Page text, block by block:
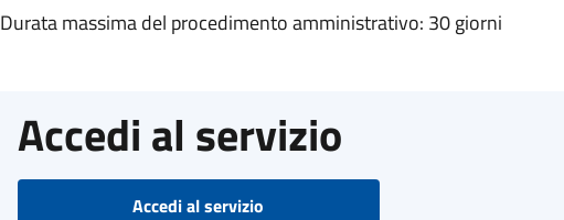
Durata massima del procedimento amministrativo: 30 giorni
Accedi al servizio
Accedi al servizio